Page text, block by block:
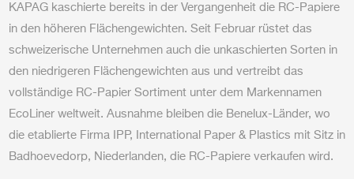
KAPAG kaschierte bereits in der Vergangenheit die RC-Papiere
in den höheren Flächengewichten. Seit Februar rüstet das
schweizerische Unternehmen auch die unkaschierten Sorten in
den niedrigeren Flächengewichten aus und vertreibt das
vollständige RC-Papier Sortiment unter dem Markennamen
EcoLiner weltweit. Ausnahme bleiben die Benelux-Länder, wo
die etablierte Firma IPP, International Paper & Plastics mit Sitz in
Badhoevedorp, Niederlanden, die RC-Papiere verkaufen wird.